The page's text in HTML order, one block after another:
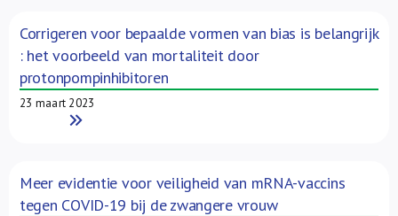
Corrigeren voor bepaalde vormen van bias is belangrijk
: het voorbeeld van mortaliteit door
protonpompinhibitoren
23 maart 2023
Read More
Meer evidentie voor veiligheid van mRNA-vaccins
tegen COVID-19 bij de zwangere vrouw